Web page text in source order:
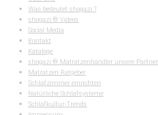
Was bedeutet shogazi ?
shogazi ® Videos
Social Media
Kontakt
Kataloge
shogazi ® Matratzenhändler unsere Partner
Matratzen Ratgeber
Schlafzimmer einrichten
Natürliche Schlafsysteme
Schlafkultur-Trends